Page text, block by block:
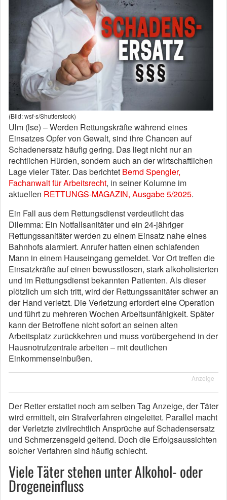
(Bild: wsf-s/Shutterstock)
Ulm (lse) – Werden Rettungskräfte während eines
Einsatzes Opfer von Gewalt, sind ihre Chancen auf
Schadenersatz häufig gering. Das liegt nicht nur an
rechtlichen Hürden, sondern auch an der wirtschaftlichen
Lage vieler Täter. Das berichtet Bernd Spengler,
Fachanwalt für Arbeitsrecht, in seiner Kolumne im
aktuellen RETTUNGS-MAGAZIN, Ausgabe 5/2025.
Ein Fall aus dem Rettungsdienst verdeutlicht das
Dilemma: Ein Notfallsanitäter und ein 24-jähriger
Rettungssanitäter werden zu einem Einsatz nahe eines
Bahnhofs alarmiert. Anrufer hatten einen schlafenden
Mann in einem Hauseingang gemeldet. Vor Ort treffen die
Einsatzkräfte auf einen bewusstlosen, stark alkoholisierten
und im Rettungsdienst bekannten Patienten. Als dieser
plötzlich um sich tritt, wird der Rettungssanitäter schwer an
der Hand verletzt. Die Verletzung erfordert eine Operation
und führt zu mehreren Wochen Arbeitsunfähigkeit. Später
kann der Betroffene nicht sofort an seinen alten
Arbeitsplatz zurückkehren und muss vorübergehend in der
Hausnotrufzentrale arbeiten – mit deutlichen
Einkommenseinbußen.
Anzeige
Der Retter erstattet noch am selben Tag Anzeige, der Täter
wird ermittelt, ein Strafverfahren eingeleitet. Parallel macht
der Verletzte zivilrechtlich Ansprüche auf Schadensersatz
und Schmerzensgeld geltend. Doch die Erfolgsaussichten
solcher Verfahren sind häufig schlecht.
Viele Täter stehen unter Alkohol- oder
Drogeneinfluss